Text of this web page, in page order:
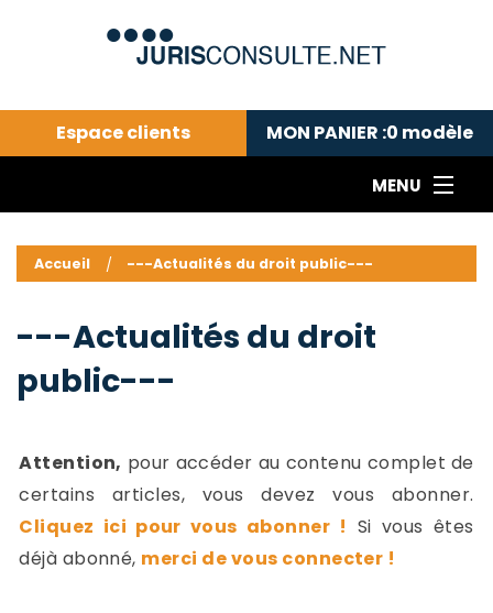
Espace clients MON PANIER :0 modèle
MENU
---Actualités du droit public---
Droit pénal---
Droit privé ---
Abonnement aux actualités
Accueil ---Actualités du droit public---
---Actualités du droit
public---
Attention, pour accéder au contenu complet de
certains articles, vous devez vous abonner.
Cliquez ici pour vous abonner ! Si vous êtes
déjà abonné, merci de vous connecter !